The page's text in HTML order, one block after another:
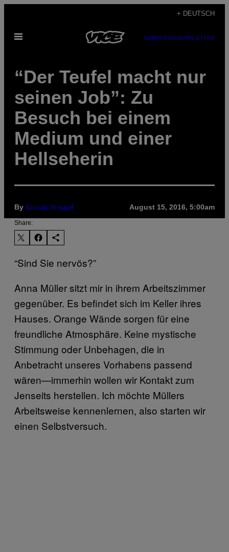
content
+ DEUTSCH
Open
SUBSCRIBENEWSLETTER
“Der Teufel macht nur
seinen Job”: Zu
Besuch bei einem
Medium und einer
Hellseherin
By Nicole Stranzl August 15, 2016, 5:00am
Share:
“Sind Sie nervös?”
Anna Müller sitzt mir in ihrem Arbeitszimmer
gegenüber. Es befindet sich im Keller ihres
Hauses. Orange Wände sorgen für eine
freundliche Atmosphäre. Keine mystische
Stimmung oder Unbehagen, die in
Anbetracht unseres Vorhabens passend
wären—immerhin wollen wir Kontakt zum
Jenseits herstellen. Ich möchte Müllers
Arbeitsweise kennenlernen, also starten wir
einen Selbstversuch.